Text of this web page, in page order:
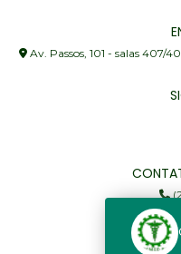
Av. Passos, 101 - salas 407/